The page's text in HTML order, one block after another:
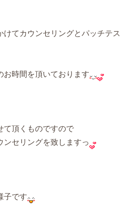
けてカウンセリングとパッチテス
お時間を頂いております
て頂くものですので
ンセリングを致しますっ
子です